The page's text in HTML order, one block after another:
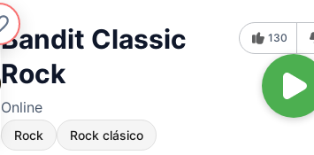
Bandit Classic
Rock
Online
Rock Rock clásico
130